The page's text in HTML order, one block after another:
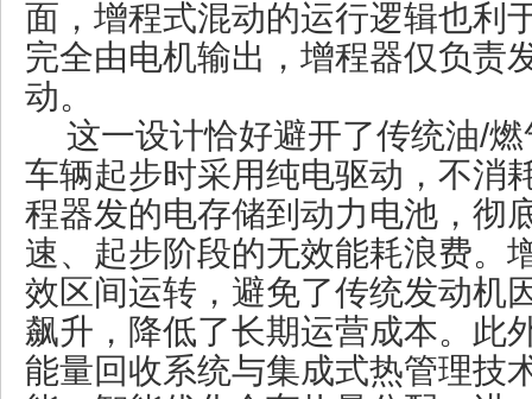
面，增程式混动的运行逻辑也利
完全由电机输出，增程器仅负责
动。
这一设计恰好避开了传统油/
车辆起步时采用纯电驱动，不消
程器发的电存储到动力电池，彻
速、起步阶段的无效能耗浪费。
效区间运转，避免了传统发动机
飙升，降低了长期运营成本。此
能量回收系统与集成式热管理技